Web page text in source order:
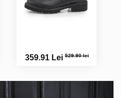
359.91 Lei529.90 lei